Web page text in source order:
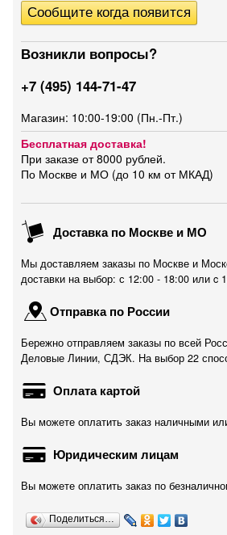
Возникли вопросы?
+7 (495) 144-71-47
Магазин: 10:00-19:00 (Пн.-Пт.)
Бесплатная доставка!
При заказе от 8000 рублей.
По Москве и МО (до 10 км от МКАД)
Доставка по Москве и МО
Мы доставляем заказы по Москве и
доставки на выбор: с 12:00 - 18:00 или c
Отправка по России
Бережно отправляем заказы по всей
Деловые Линии, СДЭК. На выбор 22
Оплата картой
Вы можете оплатить заказ наличными
Юридическим лицам
Вы можете оплатить заказ по
Поделиться…